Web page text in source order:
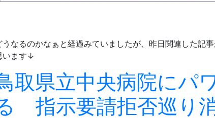
うなるのかなぁと経過みていましたが、昨日関連した記
います↓
取県立中央病院にパ
指示要請拒否巡り